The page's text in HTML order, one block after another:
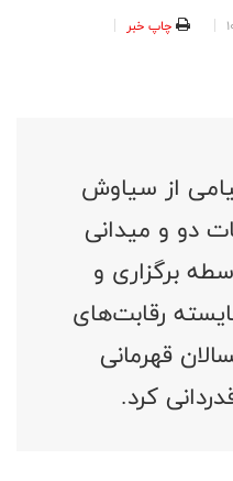
چاپ خبر
از سیاوش
دو و میدانی
برگزاری و
رقابت‌های
قهرمانی
کرد.